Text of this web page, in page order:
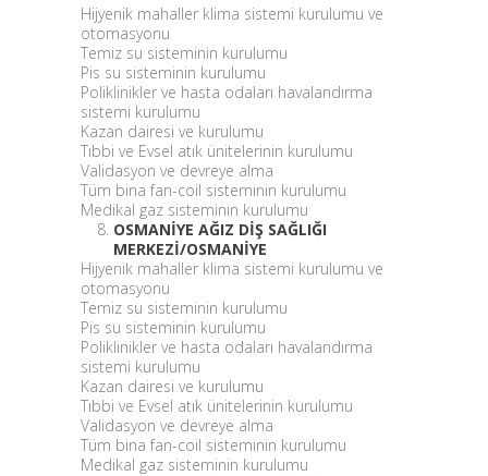
Hijyenik mahaller klima sistemi kurulumu ve
otomasyonu
Temiz su sisteminin kurulumu
Pis su sisteminin kurulumu
Poliklinikler ve hasta odaları havalandırma
sistemi kurulumu
Kazan dairesi ve kurulumu
Tıbbi ve Evsel atık ünitelerinin kurulumu
Validasyon ve devreye alma
Tüm bina fan-coil sisteminin kurulumu
Medikal gaz sisteminin kurulumu
OSMANİYE AĞIZ DİŞ SAĞLIĞI
MERKEZİ/OSMANİYE
Hijyenik mahaller klima sistemi kurulumu ve
otomasyonu
Temiz su sisteminin kurulumu
Pis su sisteminin kurulumu
Poliklinikler ve hasta odaları havalandırma
sistemi kurulumu
Kazan dairesi ve kurulumu
Tıbbi ve Evsel atık ünitelerinin kurulumu
Validasyon ve devreye alma
Tüm bina fan-coil sisteminin kurulumu
Medikal gaz sisteminin kurulumu